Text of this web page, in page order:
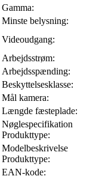
Gamma:
Minste belysning:
Videoudgang:
Arbejdsstrøm:
Arbejdsspænding:
Beskyttelsesklasse:
Mål kamera:
Længde fæsteplade:
Nøglespecifikation
Produkttype:
Modelbeskrivelse
Produkttype:
EAN-kode: